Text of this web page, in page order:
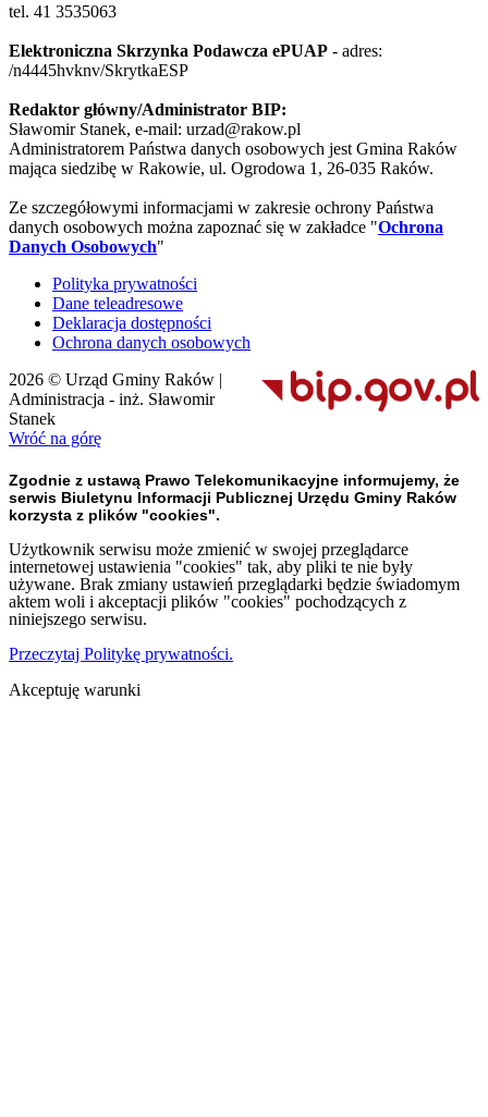
tel. 41 3535063
Elektroniczna Skrzynka Podawcza ePUAP - adres:
/n4445hvknv/SkrytkaESP
Redaktor główny/Administrator BIP:
Sławomir Stanek, e-mail: urzad@rakow.pl
Administratorem Państwa danych osobowych jest Gmina Raków
mająca siedzibę w Rakowie, ul. Ogrodowa 1, 26-035 Raków.
Ze szczegółowymi informacjami w zakresie ochrony Państwa
danych osobowych można zapoznać się w zakładce "Ochrona
Danych Osobowych"
Polityka prywatności
Dane teleadresowe
Deklaracja dostępności
Ochrona danych osobowych
2026 © Urząd Gminy Raków |
Administracja - inż. Sławomir
Stanek
Wróć na górę
Zgodnie z ustawą Prawo Telekomunikacyjne informujemy, że
serwis Biuletynu Informacji Publicznej Urzędu Gminy Raków
korzysta z plików "cookies".
Użytkownik serwisu może zmienić w swojej przeglądarce
internetowej ustawienia "cookies" tak, aby pliki te nie były
używane. Brak zmiany ustawień przeglądarki będzie świadomym
aktem woli i akceptacji plików "cookies" pochodzących z
niniejszego serwisu.
Przeczytaj Politykę prywatności.
Akceptuję warunki